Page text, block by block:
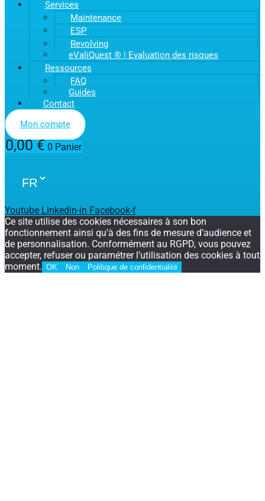
Services
Maintenance
ESP
Revolving
eValiQuest ® | Evaluation des risques
Ressources
FAQ
Guides
Contact
Mon compte
0,00€ 0 Panier
Youtube Linkedin-in Facebook-f
Ce site utilise des cookies nécessaires à son bon
fonctionnement ainsi qu’à des fins de mesure d’audience et
de personnalisation. Conformément au RGPD, vous pouvez
accepter, refuser ou paramétrer l’utilisation des cookies à tout
moment. OK Non Politique de confidentialité